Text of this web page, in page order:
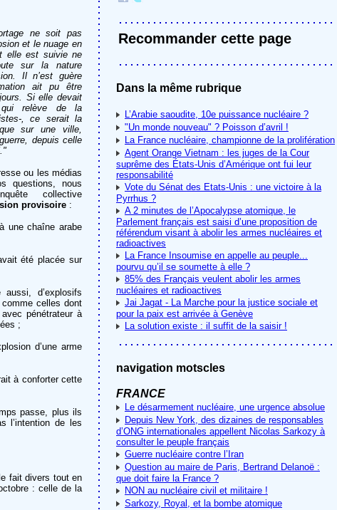
ne soit pas
et le nuage en
elle est suivie ne
sur la nature
Il n’est guère
ait pu être
Si elle devait
relève de la
, ce serait la
sur une ville,
depuis celle
ou les médias
questions, nous
collective
provisoire :
une chaîne arabe
été placée sur
d’explosifs
celles dont
pénétrateur à
;
d’une arme
à conforter cette
passe, plus ils
l’intention de les
fait divers tout en
: celle de la
Recommander cette page
Dans la même rubrique
L’Arabie saoudite, 10e puissance nucléaire ?
"Un monde nouveau" ? Poisson d’avril !
La France nucléaire, championne de la prolifération
Agent Orange Vietnam : les juges de la Cour
suprême des États-Unis d’Amérique ont fui leur
responsabilité
Vote du Sénat des Etats-Unis : une victoire à la
Pyrrhus ?
A 2 minutes de l’Apocalypse atomique, le
Parlement français est saisi d’une proposition de
référendum visant à abolir les armes nucléaires et
radioactives
La France Insoumise en appelle au peuple...
pourvu qu’il se soumette à elle ?
85% des Français veulent abolir les armes
nucléaires et radioactives
Jai Jagat - La Marche pour la justice sociale et
pour la paix est arrivée à Genève
La solution existe : il suffit de la saisir !
navigation motscles
FRANCE
Le désarmement nucléaire, une urgence absolue
Depuis New York, des dizaines de responsables
d’ONG internationales appellent Nicolas Sarkozy à
consulter le peuple français
Guerre nucléaire contre l’Iran
Question au maire de Paris, Bertrand Delanoë :
que doit faire la France ?
NON au nucléaire civil et militaire !
Sarkozy, Royal, et la bombe atomique